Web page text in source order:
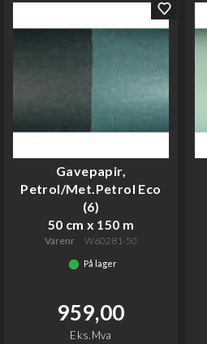
Gavepapir,
Petrol/Met.Petrol Eco
(6)
50 cm x 150 m
Varenr W60281-50
På lager
959,00
Eks.Mva